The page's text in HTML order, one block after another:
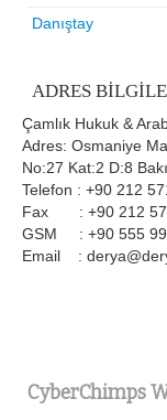
Danıştay
ADRES
Çamlık Hukuk &
Adres: Osmaniye
No:27 Kat:2 D:8
Telefon : +90 212
Fax : +90 212
GSM : +90 555
Email :
CyberChimps